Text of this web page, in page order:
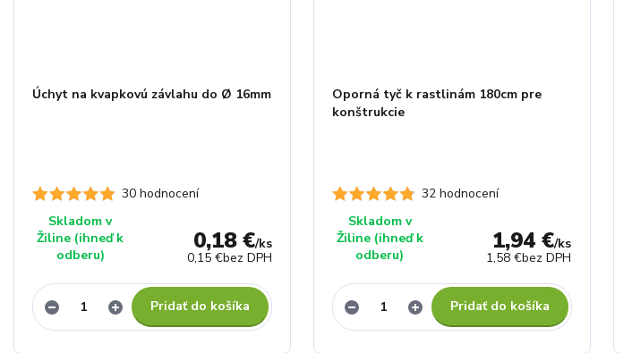
30 hodnocení
Úchyt na kvapkovú závlahu do Ø 16mm
0,18 €/ks
0,15 €bez DPH
Skladom v
Žiline (ihneď k
odberu)
Pridať do košíka
32 hodnocení
Oporná tyč k rastlinám 180cm pre
konštrukcie
1,94 €/ks
1,58 €bez DPH
Skladom v
Žiline (ihneď k
odberu)
Pridať do košíka